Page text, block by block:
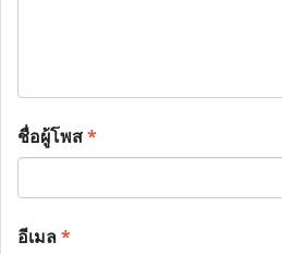
ชื่อผู้โพส*
อีเมล*